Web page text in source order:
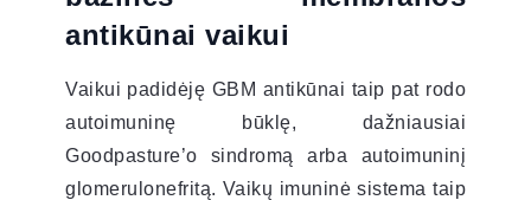
antikūnai vaikui
Vaikui padidėję GBM antikūnai taip pat rodo
autoimuninę būklę, dažniausiai
Goodpasture’o sindromą arba autoimuninį
glomerulonefritą. Vaikų imuninė sistema taip